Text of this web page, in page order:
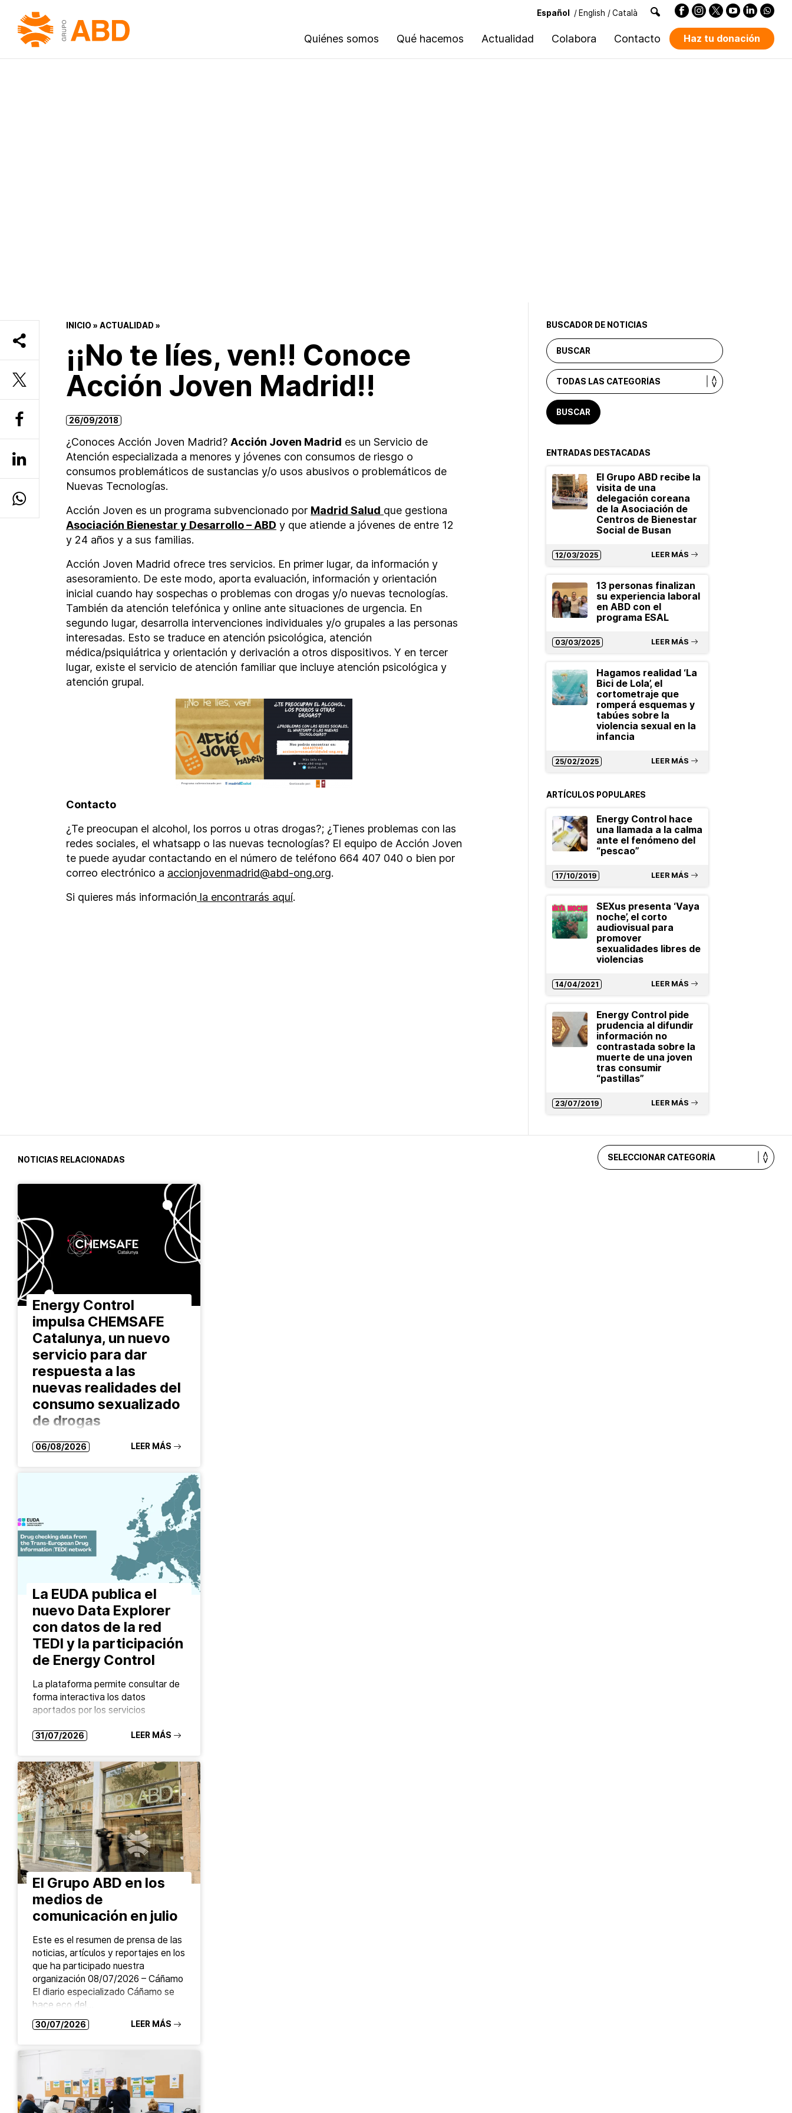
Español / English / Català
Quiénes somos Qué hacemos Actualidad Colabora Contacto Haz tu donación
INICIO » ACTUALIDAD »
¡¡No te líes, ven!! Conoce
Acción Joven Madrid!!
26/09/2018
¿Conoces Acción Joven Madrid? Acción Joven Madrid es un Servicio de
Atención especializada a menores y jóvenes con consumos de riesgo o
consumos problemáticos de sustancias y/o usos abusivos o problemáticos de
Nuevas Tecnologías.
Acción Joven es un programa subvencionado por Madrid Salud que gestiona
Asociación Bienestar y Desarrollo – ABD y que atiende a jóvenes de entre 12
y 24 años y a sus familias.
Acción Joven Madrid ofrece tres servicios. En primer lugar, da información y
asesoramiento. De este modo, aporta evaluación, información y orientación
inicial cuando hay sospechas o problemas con drogas y/o nuevas tecnologías.
También da atención telefónica y online ante situaciones de urgencia. En
segundo lugar, desarrolla intervenciones individuales y/o grupales a las personas
interesadas. Esto se traduce en atención psicológica, atención
médica/psiquiátrica y orientación y derivación a otros dispositivos. Y en tercer
lugar, existe el servicio de atención familiar que incluye atención psicológica y
atención grupal.
Contacto
¿Te preocupan el alcohol, los porros u otras drogas?; ¿Tienes problemas con las
redes sociales, el whatsapp o las nuevas tecnologías? El equipo de Acción Joven
te puede ayudar contactando en el número de teléfono 664 407 040 o bien por
correo electrónico a accionjovenmadrid@abd-ong.org.
Si quieres más información la encontrarás aquí.
BUSCADOR DE NOTICIAS
ENTRADAS DESTACADAS
El Grupo ABD recibe la
visita de una
delegación coreana
de la Asociación de
Centros de Bienestar
Social de Busan
12/03/2025 LEER MÁS
13 personas finalizan
su experiencia laboral
en ABD con el
programa ESAL
03/03/2025 LEER MÁS
Hagamos realidad ‘La
Bici de Lola’, el
cortometraje que
romperá esquemas y
tabúes sobre la
violencia sexual en la
infancia
25/02/2025 LEER MÁS
ARTÍCULOS POPULARES
Energy Control hace
una llamada a la calma
ante el fenómeno del
“pescao”
17/10/2019 LEER MÁS
SEXus presenta ‘Vaya
noche’, el corto
audiovisual para
promover
sexualidades libres de
violencias
14/04/2021 LEER MÁS
Energy Control pide
prudencia al difundir
información no
contrastada sobre la
muerte de una joven
tras consumir
“pastillas”
23/07/2019 LEER MÁS
NOTICIAS RELACIONADAS
Energy Control
impulsa CHEMSAFE
Catalunya, un nuevo
servicio para dar
respuesta a las
nuevas realidades del
consumo sexualizado
de drogas
El proyecto ofrece asesoramiento
recursos especializados Las formas
de consumo de drogas evolucionan
constantemente. También…
06/08/2026 LEER MÁS
La EUDA publica el
nuevo Data Explorer
con datos de la red
TEDI y la participación
de Energy Control
La plataforma permite consultar de
forma interactiva los datos
aportados por los servicios
Agencia de la Unión Europea sobre
nuevo…
31/07/2026 LEER MÁS
El Grupo ABD en los
medios de
comunicación en julio
Este es el resumen de prensa de las
noticias, artículos y reportajes en los
que ha participado nuestra
organización 08/07/2026 – Cáñamo
El diario especializado Cáñamo se
hace eco del…
30/07/2026 LEER MÁS